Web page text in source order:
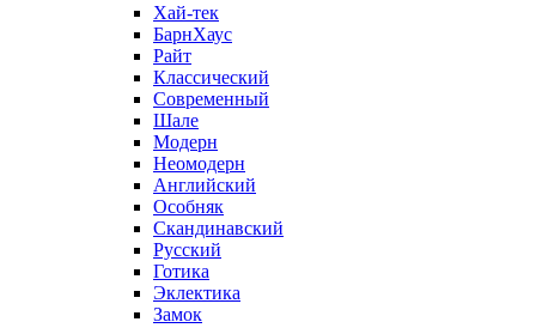
Хай-тек
БарнХаус
Райт
Классический
Современный
Шале
Модерн
Неомодерн
Английский
Особняк
Скандинавский
Русский
Готика
Эклектика
Замок